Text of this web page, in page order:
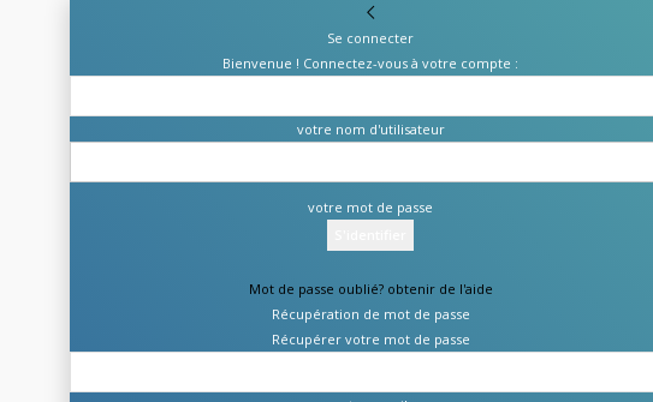
Se connecter
Bienvenue ! Connectez-vous à votre compte :
votre nom d'utilisateur
votre mot de passe
Mot de passe oublié? obtenir de l'aide
Récupération de mot de passe
Récupérer votre mot de passe